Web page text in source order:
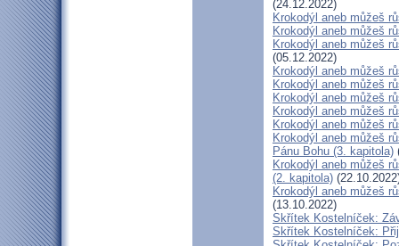
(24.12.2022)
Krokodýl aneb můžeš
Krokodýl aneb můžeš
Krokodýl aneb můžeš
(05.12.2022)
Krokodýl aneb můžeš
Krokodýl aneb můžeš
Krokodýl aneb můžeš
Krokodýl aneb můžeš
Krokodýl aneb můžeš
Krokodýl aneb můžeš
Pánu Bohu (3. kapitola)
Krokodýl aneb můžeš
(2. kapitola)
Krokodýl aneb můžeš
(13.10.2022)
Skřítek Kostelníček:
Skřítek Kostelníček: